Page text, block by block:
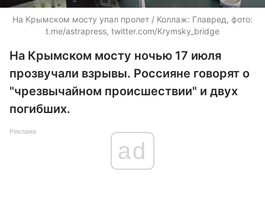
На Крымском мосту упал пролет / Коллаж: Главред, фото:
t.me/astrapress, twitter.com/Krymsky_bridge
На Крымском мосту ночью 17 июля
прозвучали взрывы. Россияне говорят о
"чрезвычайном происшествии" и двух
погибших.
Реклама
ad